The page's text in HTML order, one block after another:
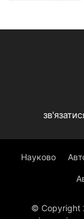
Науково
© Copyright